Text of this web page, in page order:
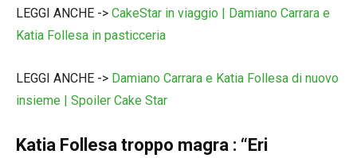
LEGGI ANCHE -> CakeStar in viaggio | Damiano Carrara e
Katia Follesa in pasticceria
LEGGI ANCHE -> Damiano Carrara e Katia Follesa di nuovo
insieme | Spoiler Cake Star
Katia Follesa troppo magra : “Eri